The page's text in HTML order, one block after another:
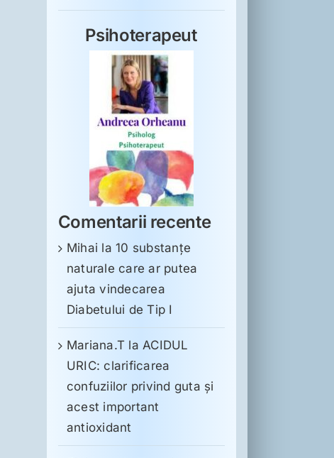
Psihoterapeut
Comentarii recente
Mihai la10 substanţe
naturale care ar putea
ajuta vindecarea
Diabetului de Tip I
Mariana.T la ACIDUL
URIC: clarificarea
confuziilor privind guta și
acest important
antioxidant